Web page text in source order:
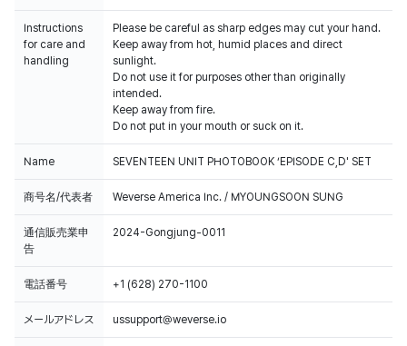
Instructions
for care and
handling
Please be careful as sharp edges may cut your hand.
Keep away from hot, humid places and direct
sunlight.
Do not use it for purposes other than originally
intended.
Keep away from fire.
Do not put in your mouth or suck on it.
Name SEVENTEEN UNIT PHOTOBOOK ‘EPISODE C,D' SET
商号名/代表者 Weverse America Inc. / MYOUNGSOON SUNG
通信販売業申
告
2024-Gongjung-0011
電話番号 +1 (628) 270-1100
メールアドレス ussupport@weverse.io